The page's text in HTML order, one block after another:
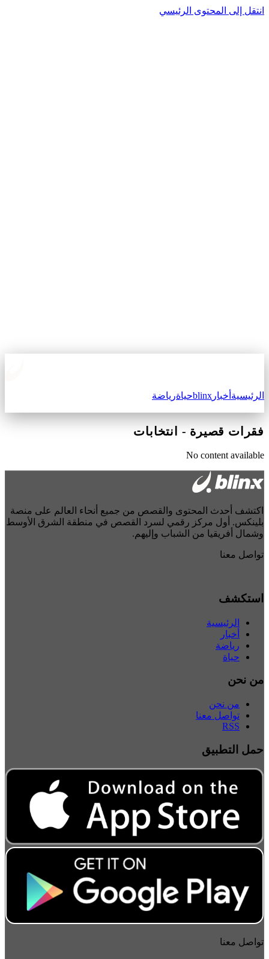
انتقل إلى المحتوى الرئيسي
الرئيسية أخبار blinxحياةرياضة
فقرات قصيرة - انتخابات
No content available
اكتشف أحدث المحتوى والقصص من جميع أنحاء العالم على منصة
بلينكس. أول مركز رقمي لسرد القصص في منطقة الشرق الأوسط
وشمال أفريقيا من الشباب وإليهم.
تواصل معنا
استكشف
الرئيسية
أخبار
رياضة
حياة
من نحن
من نحن
تواصل معنا
RSS
حمل التطبيق
تواصل معنا